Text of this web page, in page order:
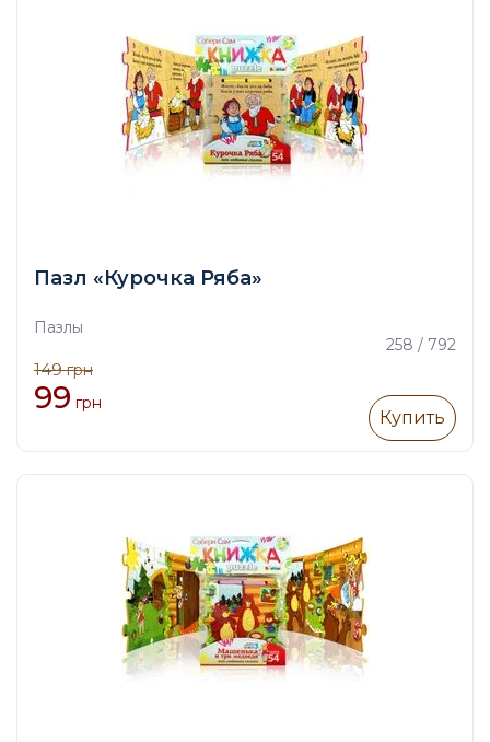
Пазл «Курочка Ряба»
Пазлы
258 / 792
149грн
99 грн
Купить